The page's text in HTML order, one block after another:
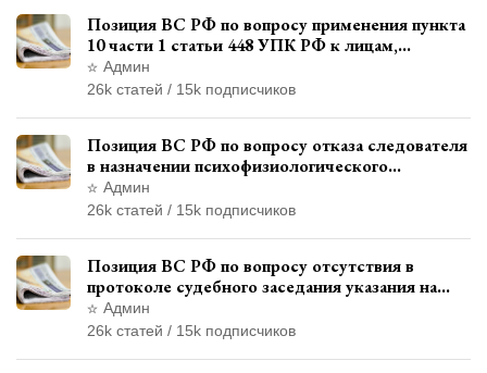
Позиция ВС РФ по вопросу применения пункта
10 части 1 статьи 448 УПК РФ к лицам,
уволенным из следственных органов
Админ
26k статей / 15k подписчиков
Позиция ВС РФ по вопросу отказа следователя
в назначении психофизиологического
исследования показаний обвиняемой с
использованием полиграфа
Админ
26k статей / 15k подписчиков
Позиция ВС РФ по вопросу отсутствия в
протоколе судебного заседания указания на
возможность выступления в прениях сторон
при наличии аудиозаписи
Админ
26k статей / 15k подписчиков